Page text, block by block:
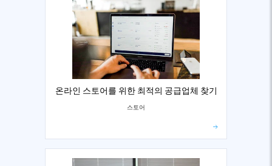
온라인 스토어를 위한 최적의 공급업체 찾기
스토어